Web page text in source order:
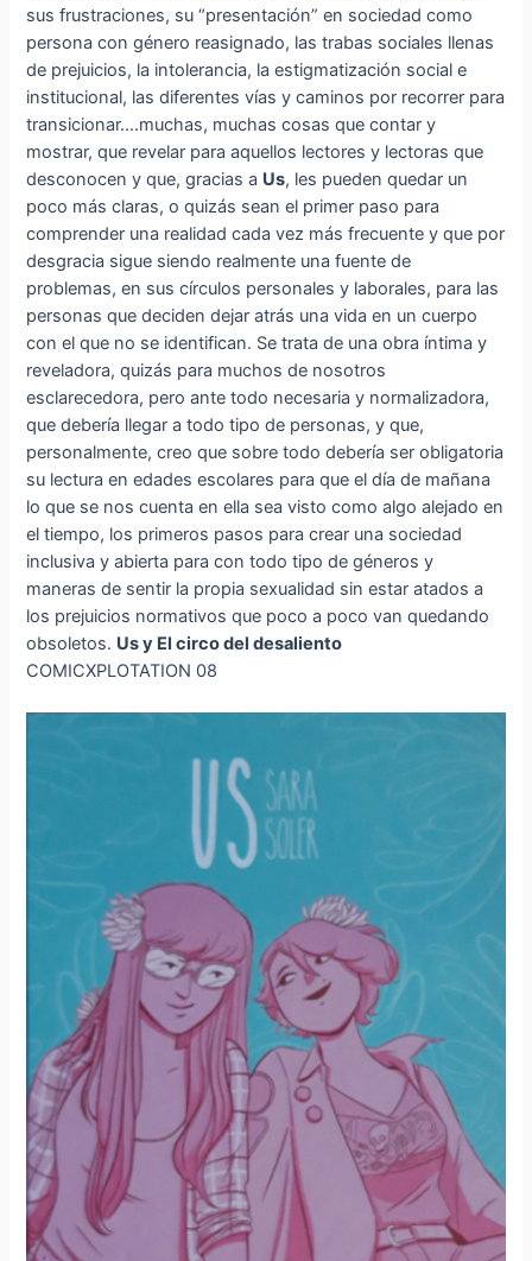
sus frustraciones, su “presentación” en sociedad como
persona con género reasignado, las trabas sociales llenas
de prejuicios, la intolerancia, la estigmatización social e
institucional, las diferentes vías y caminos por recorrer para
transicionar….muchas, muchas cosas que contar y
mostrar, que revelar para aquellos lectores y lectoras que
desconocen y que, gracias a Us, les pueden quedar un
poco más claras, o quizás sean el primer paso para
comprender una realidad cada vez más frecuente y que por
desgracia sigue siendo realmente una fuente de
problemas, en sus círculos personales y laborales, para las
personas que deciden dejar atrás una vida en un cuerpo
con el que no se identifican. Se trata de una obra íntima y
reveladora, quizás para muchos de nosotros
esclarecedora, pero ante todo necesaria y normalizadora,
que debería llegar a todo tipo de personas, y que,
personalmente, creo que sobre todo debería ser obligatoria
su lectura en edades escolares para que el día de mañana
lo que se nos cuenta en ella sea visto como algo alejado en
el tiempo, los primeros pasos para crear una sociedad
inclusiva y abierta para con todo tipo de géneros y
maneras de sentir la propia sexualidad sin estar atados a
los prejuicios normativos que poco a poco van quedando
obsoletos. Us y El circo del desaliento
COMICXPLOTATION 08